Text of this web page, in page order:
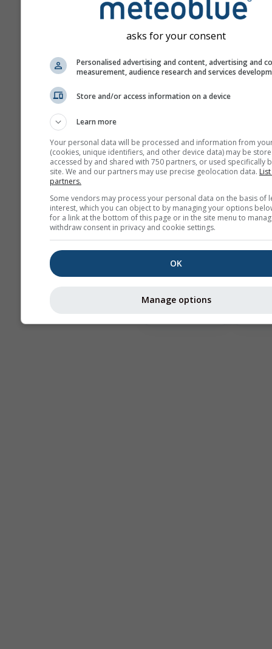
Predpoveď je vytvorená
„ensemble“ modelov. Na
presnejšie odhadnutie
niekoľko behov modelu
Sezónna
predpoveď
Astronomy
asks for your consent
Personalised advertising and content, advertising and
measurement, audience research and services
Store and/or access information on a device
Learn more
Your personal data will be processed and information from
(cookies, unique identifiers, and other device data) may be
accessed by and shared with 750 partners, or used specifically
site. We and our partners may use precise geolocation data.
partners.
Some vendors may process your personal data on the basis of
interest, which you can object to by managing your options
for a link at the bottom of this page or in the site menu to
withdraw consent in privacy and cookie settings.
OK
Manage options